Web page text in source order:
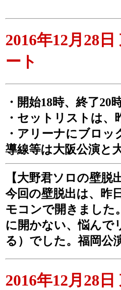
2016年12月28
ート
・開始18時、終了20
・セットリストは、
・アリーナにブロ
導線等は大阪公演と
【大野君ソロの壁脱
今回の壁脱出は、昨
モコンで開きました
に開かない、悩んで
る）でした。福岡公
2016年12月28